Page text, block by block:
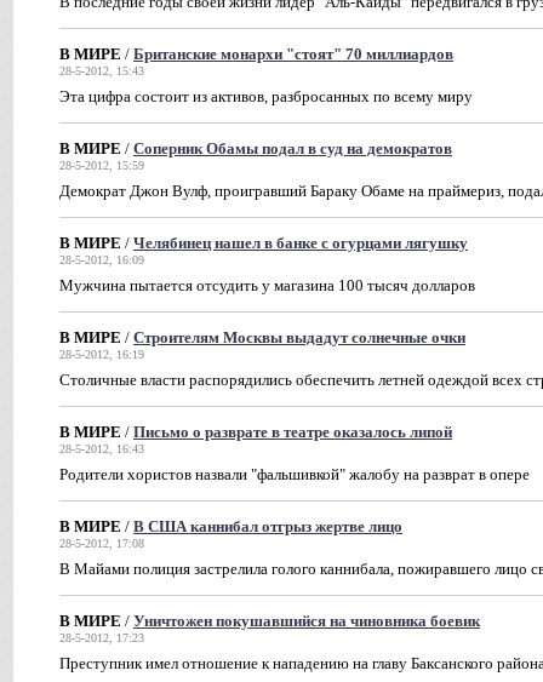
В МИРЕ / Британские монархи "стоят" 70 миллиардов
28-5-2012, 15:43
Эта цифра состоит из активов, разбросанных по всему миру
В МИРЕ / Соперник Обамы подал в суд на демократов
28-5-2012, 15:59
Демократ Джон Вулф, проигравший Бараку Обаме на праймериз,
В МИРЕ / Челябинец нашел в банке с огурцами лягушку
28-5-2012, 16:09
Мужчина пытается отсудить у магазина 100 тысяч долларов
В МИРЕ / Строителям Москвы выдадут солнечные очки
28-5-2012, 16:19
Столичные власти распорядились обеспечить летней одеждой всех
В МИРЕ / Письмо о разврате в театре оказалось липой
28-5-2012, 16:43
Родители хористов назвали "фальшивкой" жалобу на разврат в опере
В МИРЕ / В США каннибал отгрыз жертве лицо
28-5-2012, 17:08
В Майами полиция застрелила голого каннибала, пожиравшего лицо
В МИРЕ / Уничтожен покушавшийся на чиновника боевик
28-5-2012, 17:23
Преступник имел отношение к нападению на главу Баксанского